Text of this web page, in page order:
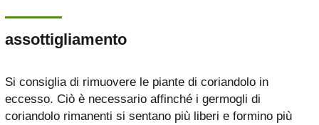
assottigliamento
Si consiglia di rimuovere le piante di coriandolo in
eccesso. Ciò è necessario affinché i germogli di
coriandolo rimanenti si sentano più liberi e formino più